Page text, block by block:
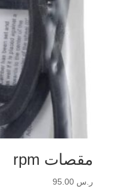
مقصات rpm
ر.س